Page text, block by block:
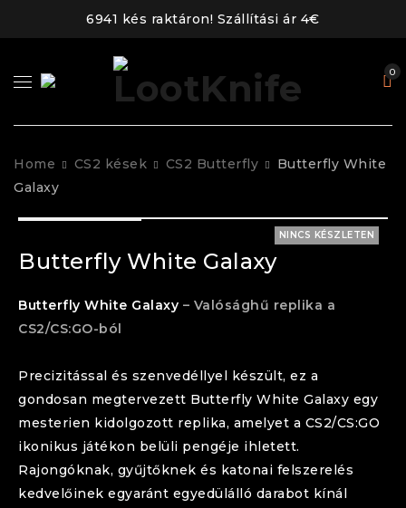
6941 kés raktáron! Szállítási ár 4€
0
Home CS2 kések CS2 Butterfly
Butterfly White
Galaxy
NINCS KÉSZLETEN
Butterfly White Galaxy
Butterfly White Galaxy – Valósághű replika a
CS2/CS:GO-ból
Precizitással és szenvedéllyel készült, ez a
gondosan megtervezett Butterfly White Galaxy egy
mesterien kidolgozott replika, amelyet a CS2/CS:GO
ikonikus játékon belüli pengéje ihletett.
Rajongóknak, gyűjtőknek és katonai felszerelés
kedvelőinek egyaránt egyedülálló darabot kínál